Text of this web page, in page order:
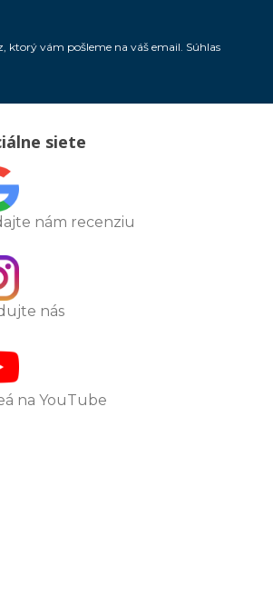
ktorý vám pošleme na váš email. Súhlas
siete
nám recenziu
nás
na YouTube